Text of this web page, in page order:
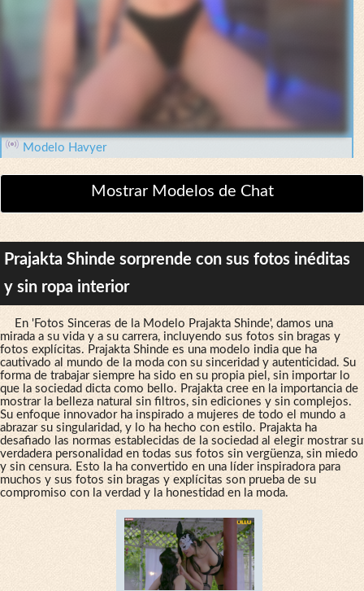
Modelo Havyer
Mostrar Modelos de Chat
Prajakta Shinde sorprende con sus fotos inéditas
y sin ropa interior
En 'Fotos Sinceras de la Modelo Prajakta Shinde', damos una
mirada a su vida y a su carrera, incluyendo sus fotos sin bragas y
fotos explícitas. Prajakta Shinde es una modelo india que ha
cautivado al mundo de la moda con su sinceridad y autenticidad. Su
forma de trabajar siempre ha sido en su propia piel, sin importar lo
que la sociedad dicta como bello. Prajakta cree en la importancia de
mostrar la belleza natural sin filtros, sin ediciones y sin complejos.
Su enfoque innovador ha inspirado a mujeres de todo el mundo a
abrazar su singularidad, y lo ha hecho con estilo. Prajakta ha
desafiado las normas establecidas de la sociedad al elegir mostrar su
verdadera personalidad en todas sus fotos sin vergüenza, sin miedo
y sin censura. Esto la ha convertido en una líder inspiradora para
muchos y sus fotos sin bragas y explícitas son prueba de su
compromiso con la verdad y la honestidad en la moda.